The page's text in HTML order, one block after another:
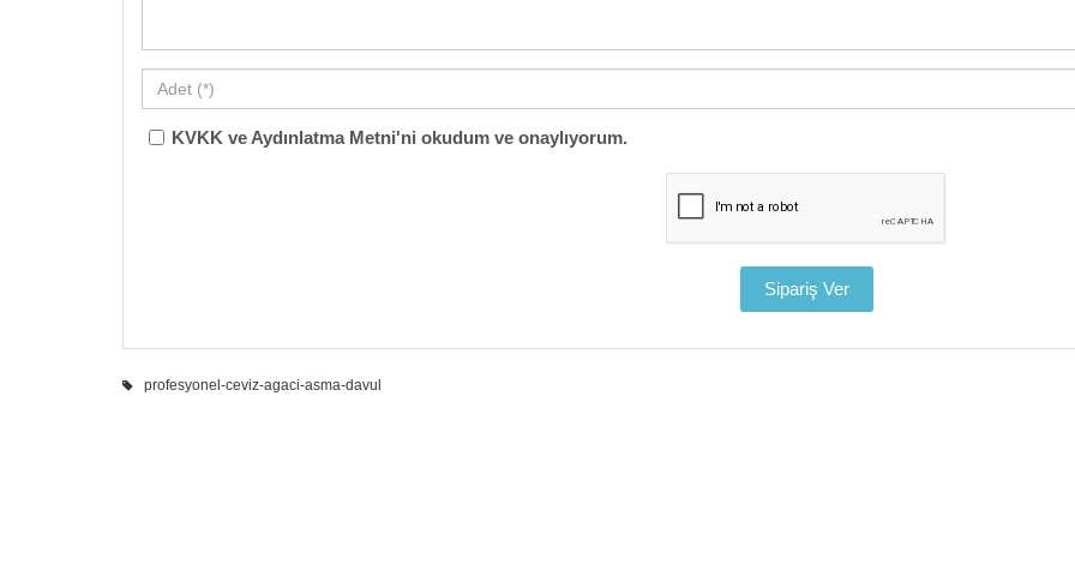
KVKK ve Aydınlatma Metni'ni okudum ve onaylıyorum.
profesyonel-ceviz-agaci-asma-davul